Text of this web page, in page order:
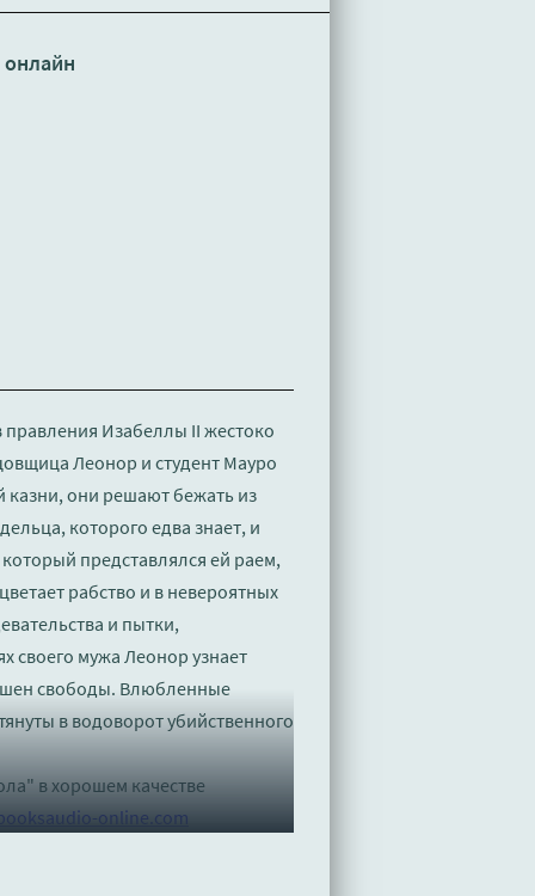
Изабеллы II жестоко
Леонор и студент Мауро
казни, они решают бежать из
которого едва знает, и
представлялся ей раем,
рабство и в невероятных
и пытки,
своего мужа Леонор узнает
свободы. Влюбленные
в водоворот убийственного
в хорошем качестве
online.com